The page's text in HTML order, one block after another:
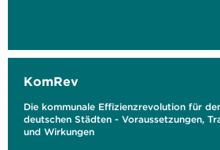
KomRev
Die kommunale Effizienzrevolution für
deutschen Städten - Voraussetzungen,
und Wirkungen